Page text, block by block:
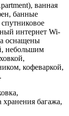
ванная
банные
интернет Wi-
оснащены
небольшим
кофеваркой,
хранения багажа,